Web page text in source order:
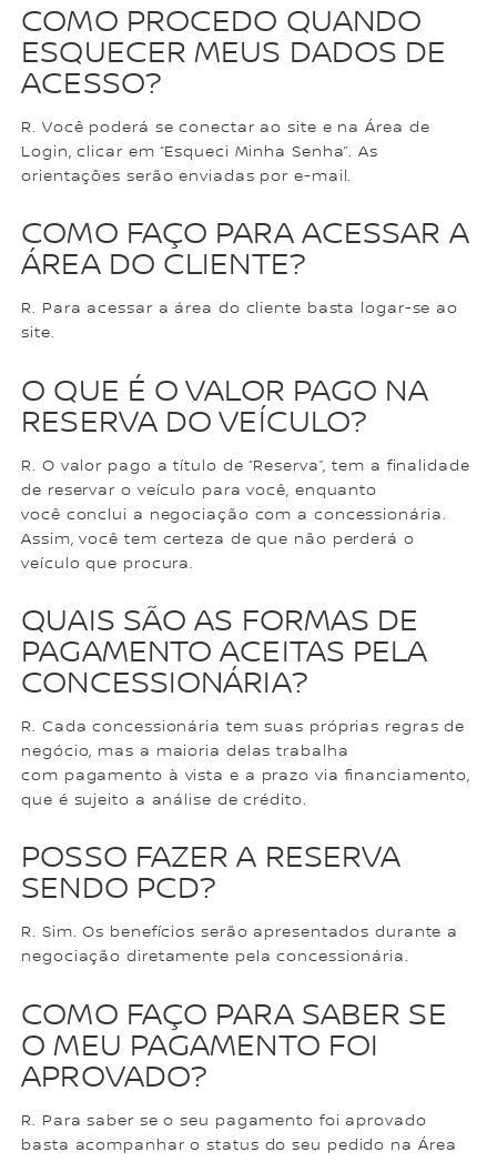
COMO PROCEDO QUANDO
ESQUECER MEUS DADOS DE
ACESSO?
R. Você poderá se conectar ao site e na Área de
Login, clicar em “Esqueci Minha Senha”. As
orientações serão enviadas por e-mail.
COMO FAÇO PARA ACESSAR A
ÁREA DO CLIENTE?
R. Para acessar a área do cliente basta logar-se ao
site.
O QUE É O VALOR PAGO NA
RESERVA DO VEÍCULO?
R. O valor pago a título de “Reserva”, tem a finalidade
de reservar o veículo para você, enquanto
você conclui a negociação com a concessionária.
Assim, você tem certeza de que não perderá o
veículo que procura.
QUAIS SÃO AS FORMAS DE
PAGAMENTO ACEITAS PELA
CONCESSIONÁRIA?
R. Cada concessionária tem suas próprias regras de
negócio, mas a maioria delas trabalha
com pagamento à vista e a prazo via financiamento,
que é sujeito a análise de crédito.
POSSO FAZER A RESERVA
SENDO PCD?
R. Sim. Os benefícios serão apresentados durante a
negociação diretamente pela concessionária.
COMO FAÇO PARA SABER SE
O MEU PAGAMENTO FOI
APROVADO?
R. Para saber se o seu pagamento foi aprovado
basta acompanhar o status do seu pedido na Área